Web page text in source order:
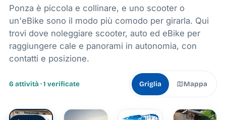
Ponza è piccola e collinare, e uno scooter o
un'eBike sono il modo più comodo per girarla. Qui
trovi dove noleggiare scooter, auto ed eBike per
raggiungere cale e panorami in autonomia, con
contatti e posizione.
6 attività · 1 verificate Griglia Mappa